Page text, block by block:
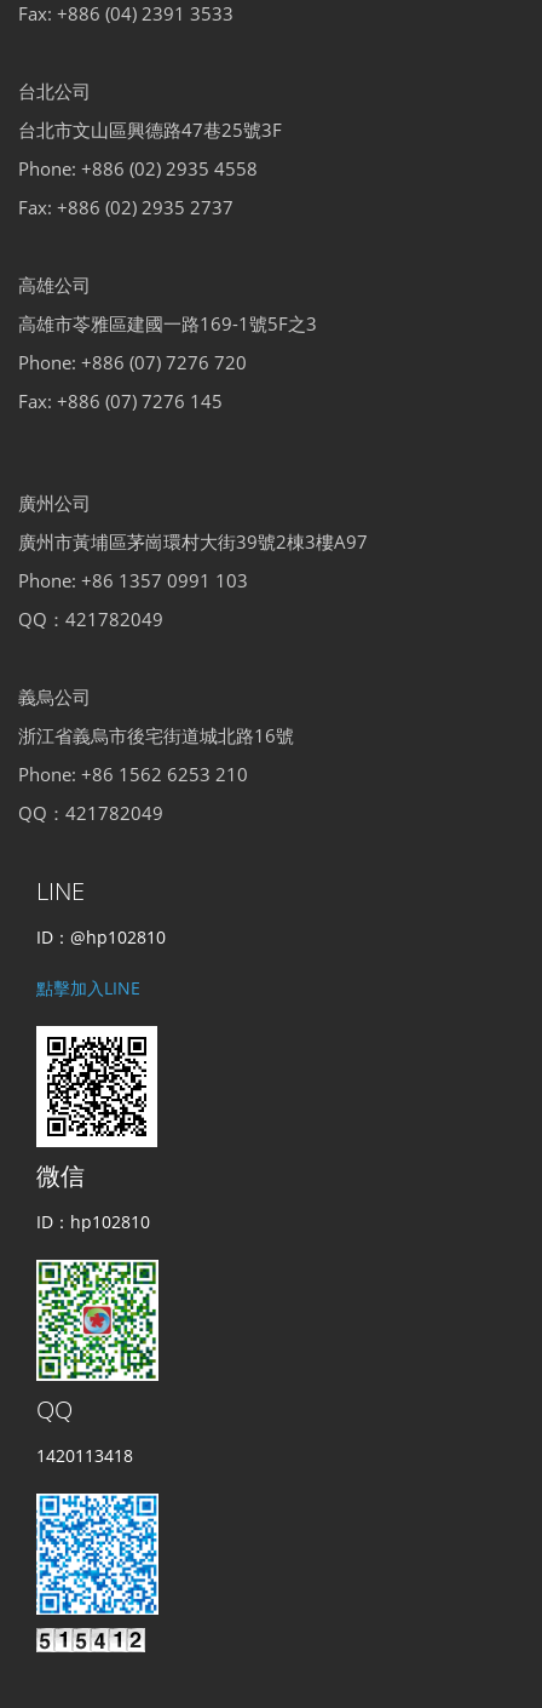
Fax: +886 (04) 2391 3533
台北公司
台北市文山區興德路47巷25號3F
Phone: +886 (02) 2935 4558
Fax: +886 (02) 2935 2737
高雄公司
高雄市苓雅區建國一路169-1號5F之3
Phone: +886 (07) 7276 720
Fax: +886 (07) 7276 145
廣州公司
廣州市黃埔區茅崗環村大街39號2棟3樓A97
Phone: +86 1357 0991 103
QQ：421782049
義烏公司
浙江省義烏市後宅街道城北路16號
Phone: +86 1562 6253 210
QQ：421782049
LINE
ID：@hp102810
點擊加入LINE
微信
ID：hp102810
QQ
1420113418